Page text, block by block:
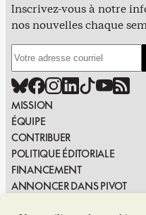
Inscrivez-vous à notre
nos nouvelles chaque
MISSION
ÉQUIPE
CONTRIBUER
POLITIQUE ÉDITORIALE
FINANCEMENT
ANNONCER DANS PIVOT